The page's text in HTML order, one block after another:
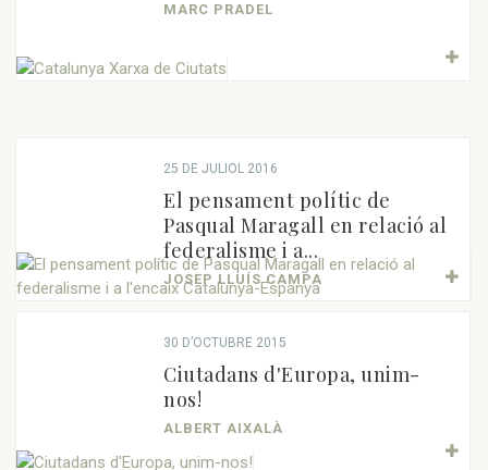
MARC PRADEL
25 DE JULIOL 2016
El pensament polític de
Pasqual Maragall en relació al
federalisme i a...
JOSEP LLUÍS CAMPA
30 D’OCTUBRE 2015
Ciutadans d'Europa, unim-
nos!
ALBERT AIXALÀ